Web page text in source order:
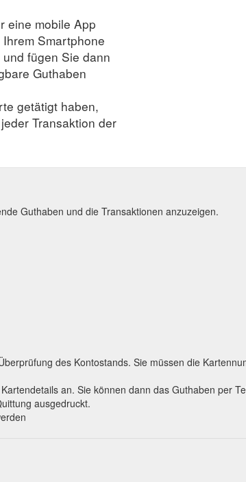
eine mobile App
Smartphone
fügen Sie dann
Guthaben
getätigt haben,
Transaktion der
Guthaben und die Transaktionen anzuzeigen.
des Kontostands. Sie müssen die
an. Sie können dann das Guthaben per
ausgedruckt.